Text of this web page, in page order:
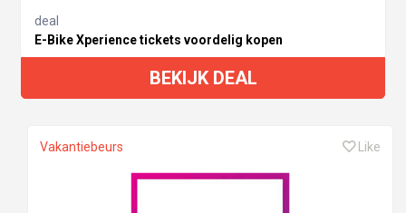
deal
E-Bike Xperience tickets voordelig kopen
BEKIJK DEAL
Vakantiebeurs Like